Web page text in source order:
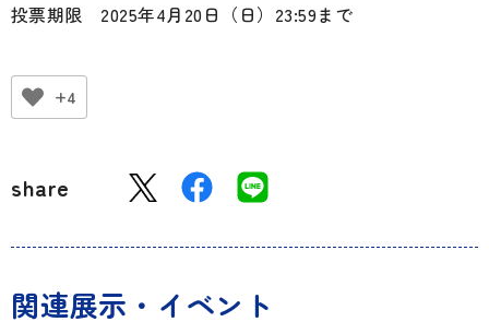
投票期限 2025年4月20日（日）23:59まで
+4
share
関連展示・イベント